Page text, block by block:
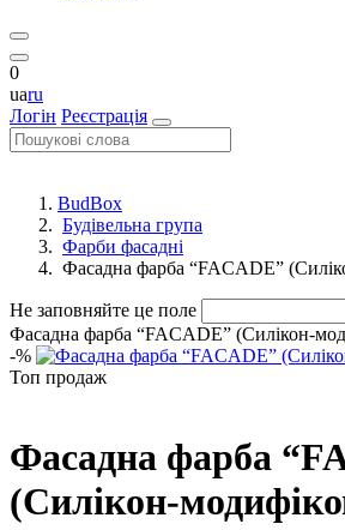
0
uaru
Логін Реєстрація
BudBox
Будівельна група
Фарби фасадні
Фасадна фарба “FACADE”
Не заповняйте це поле
Фасадна фарба “FACADE” (Силікон-
-%
Топ продаж
Фасадна фарба
(Силікон-